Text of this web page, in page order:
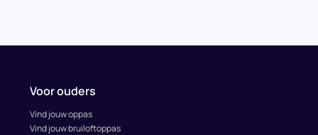
Voor ouders
Vind jouw oppas
Vind jouw bruiloftoppas